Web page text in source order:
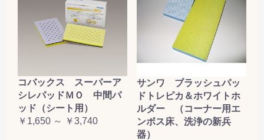
コバックス スーパーア
シレパッドＭＯ 中間パ
ッド（シート用）
￥1,650 ～ ￥3,740
サンワ ブラッシュパッ
ドトレピカ＆ホワイトホ
ルダー （コーナー用エ
ンボス床、洗浄の新兵
器）